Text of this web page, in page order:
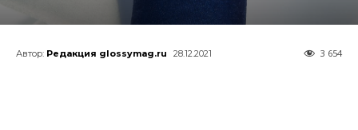
Автор: Редакция glossymag.ru 28.12.2021 3 654